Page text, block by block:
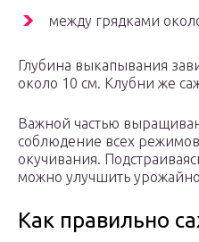
между грядками
Глубина выкапывания
около 10 см. Клубни же
Важной частью
соблюдение всех
окучивания.
можно улучшить
Как правильно